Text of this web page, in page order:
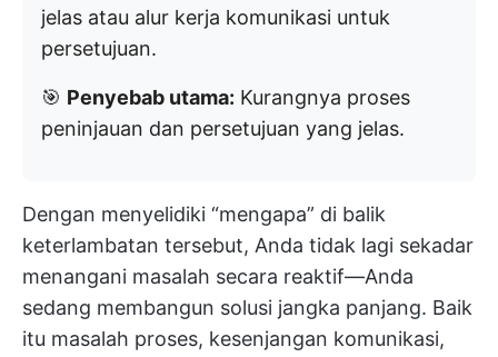
jelas atau alur kerja komunikasi untuk
persetujuan.
🎯 Penyebab utama: Kurangnya proses
peninjauan dan persetujuan yang jelas.
Dengan menyelidiki “mengapa” di balik
keterlambatan tersebut, Anda tidak lagi sekadar
menangani masalah secara reaktif—Anda
sedang membangun solusi jangka panjang. Baik
itu masalah proses, kesenjangan komunikasi,